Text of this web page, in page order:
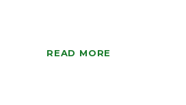
READ MORE